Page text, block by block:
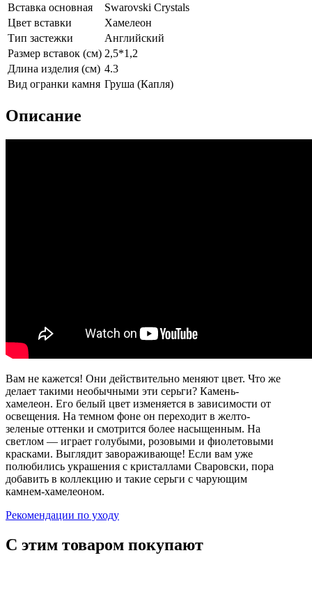
Вставка основная
Swarovski Crystals
Цвет вставки
Хамелеон
Тип застежки
Английский
Размер вставок (см) 2,5*1,2
Длина изделия (см) 4.3
Вид огранки камня Груша (Капля)
Описание
Вам не кажется! Они действительно меняют цвет. Что же
делает такими необычными эти серьги? Камень-
хамелеон. Его белый цвет изменяется в зависимости от
освещения. На темном фоне он переходит в желто-
зеленые оттенки и смотрится более насыщенным. На
светлом — играет голубыми, розовыми и фиолетовыми
красками. Выглядит завораживающе! Если вам уже
полюбились украшения с кристаллами Сваровски, пора
добавить в коллекцию и такие серьги с чарующим
камнем-хамелеоном.
Рекомендации по уходу
С этим товаром покупают